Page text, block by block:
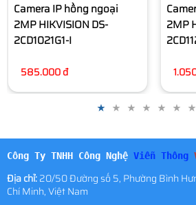
Camera IP hồng ngoại
2MP HIKVISION DS-
2CD1021G1-I
585.000 đ
2MP
Công Ty TNHH Công Nghệ Viễn Thông
Địa chỉ:20/50 Đường số 5, Phường Bình
Chí Minh, Việt Nam